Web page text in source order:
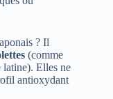
? Il
(comme
latine). Elles ne
antioxydant